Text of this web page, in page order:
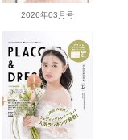
2026年03月号